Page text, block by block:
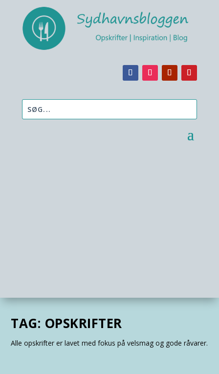
TAG: OPSKRIFTER
Alle opskrifter er lavet med fokus på velsmag og gode råvarer.